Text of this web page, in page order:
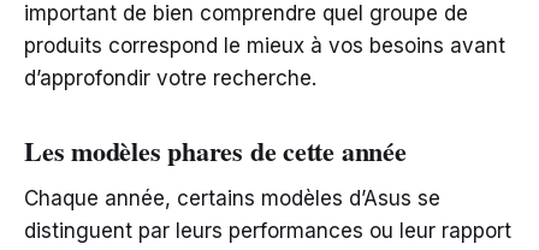
important de bien comprendre quel groupe de
produits correspond le mieux à vos besoins avant
d’approfondir votre recherche.
Les modèles phares de cette année
Chaque année, certains modèles d’Asus se
distinguent par leurs performances ou leur rapport